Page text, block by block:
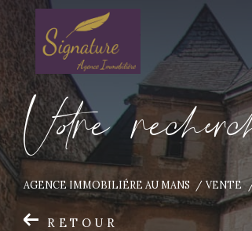
Vore rece
AGENCE IMMOBILIÉRE AU MANS VENTE
RETOUR